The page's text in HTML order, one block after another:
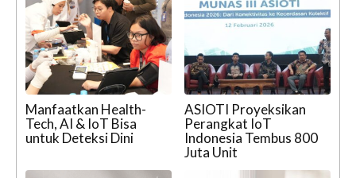
Manfaatkan Health-
Tech, AI & IoT Bisa
untuk Deteksi Dini
ASIOTI Proyeksikan
Perangkat IoT
Indonesia Tembus 800
Juta Unit